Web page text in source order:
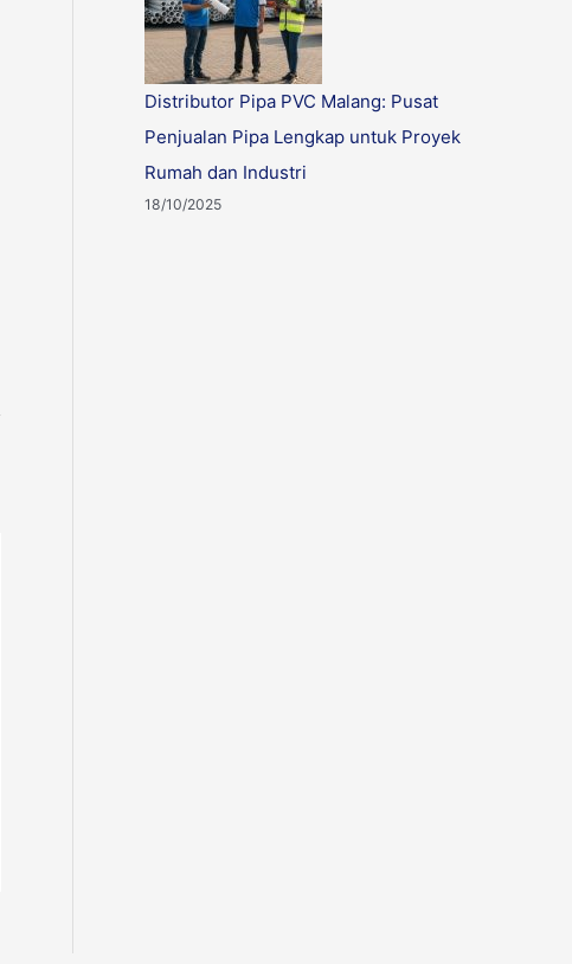
Distributor Pipa PVC Malang: Pusat
Penjualan Pipa Lengkap untuk Proyek
Rumah dan Industri
18/10/2025